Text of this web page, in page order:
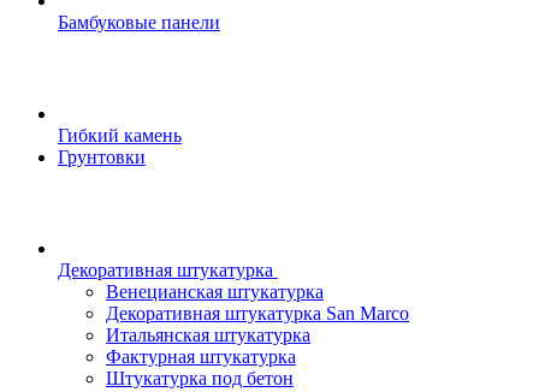
Бамбуковые панели
Гибкий камень
Грунтовки
Декоративная штукатурка
Венецианская штукатурка
Декоративная штукатурка San Marco
Итальянская штукатурка
Фактурная штукатурка
Штукатурка под бетон